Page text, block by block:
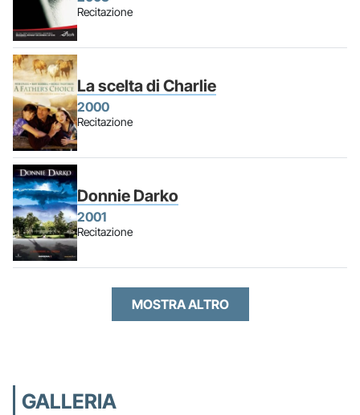
Recitazione
La scelta di Charlie
2000
Recitazione
Donnie Darko
2001
Recitazione
MOSTRA ALTRO
GALLERIA